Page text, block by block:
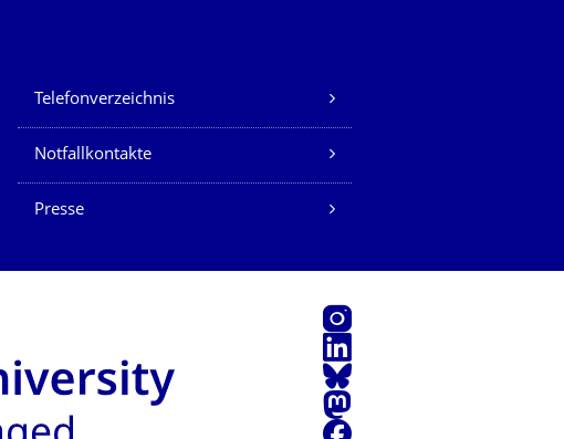
Telefonverzeichnis
Notfallkontakte
Presse
Instagram
LinkedIn
Bluesky
Mastodon
Facebook